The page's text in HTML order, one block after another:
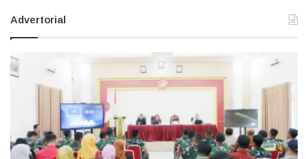
Advertorial